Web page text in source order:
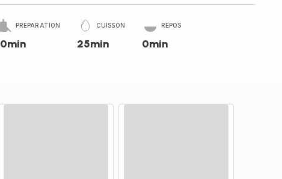
PRÉPARATION CUISSON
25min
REPOS
0min